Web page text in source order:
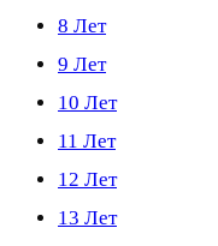
8 Лет
9 Лет
10 Лет
11 Лет
12 Лет
13 Лет